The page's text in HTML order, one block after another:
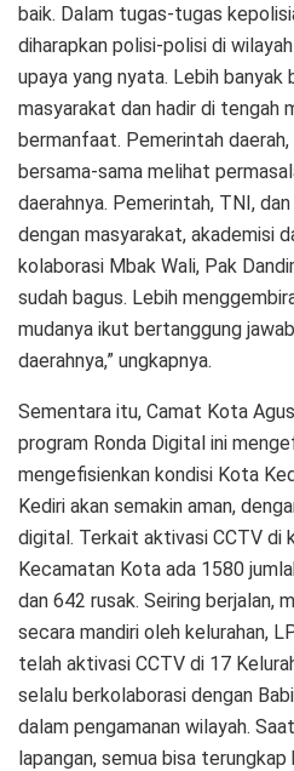
baik. Dalam tugas-tugas
diharapkan polisi-polisi di
upaya yang nyata. Lebih banyak
masyarakat dan hadir di tengah
bermanfaat. Pemerintah
bersama-sama melihat
daerahnya. Pemerintah, TNI,
dengan masyarakat, akademisi
kolaborasi Mbak Wali, Pak
sudah bagus. Lebih
mudanya ikut bertanggung
daerahnya,” ungkapnya.
Sementara itu, Camat Kota
program Ronda Digital ini
mengefisienkan kondisi Kota
Kediri akan semakin aman,
digital. Terkait aktivasi CCTV di
Kecamatan Kota ada 1580
dan 642 rusak. Seiring berjalan,
secara mandiri oleh kelurahan,
telah aktivasi CCTV di 17
selalu berkolaborasi dengan
dalam pengamanan wilayah.
lapangan, semua bisa